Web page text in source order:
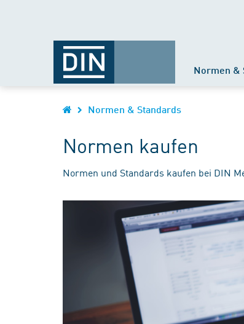
Normen &
Normen & Standards
Normen kaufen
Normen und Standards kaufen bei DIN